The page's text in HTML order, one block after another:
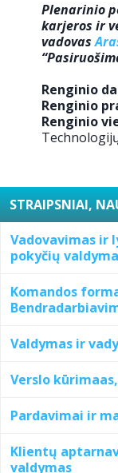
STRAIPSNIAI,
Vadovavimas ir
pokyčių
Komandos
Valdymas ir
Verslo
Pardavimai ir
Klientų
valdymas
Plenarinio
karjeros ir
vadovas
Renginio
Renginio
Renginio